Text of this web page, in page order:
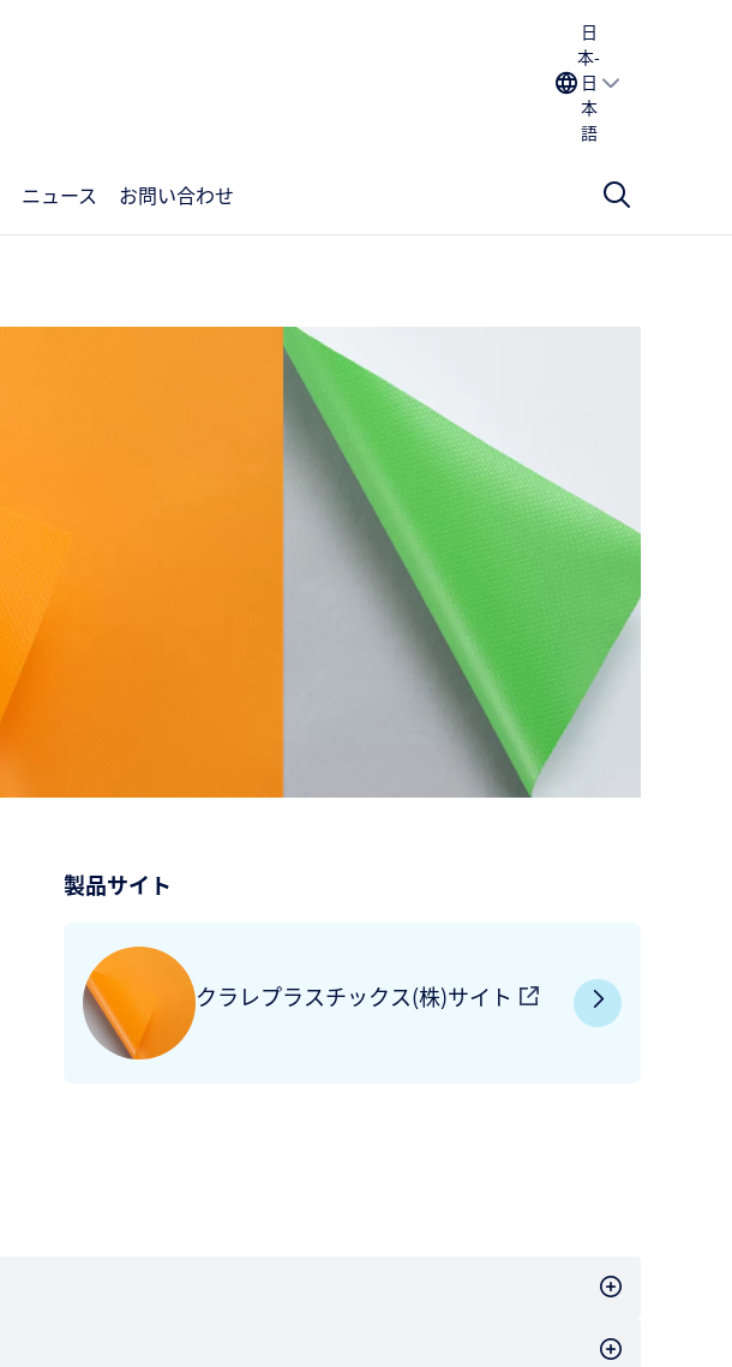
日
本-
日
本
語
ニュース お問い合わせ
製品サイト
クラレプラスチックス(株)サイト